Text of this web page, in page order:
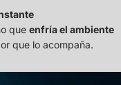
que enfría el ambiente
que lo acompaña.